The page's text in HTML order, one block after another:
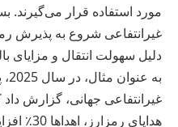
مورد استفاده قرار می‌گیرند.
غیرانتفاعی شروع به پذیرش
دلیل سهولت انتقال و مزایای
غیرانتفاعی جهانی، گزارش
هدایای